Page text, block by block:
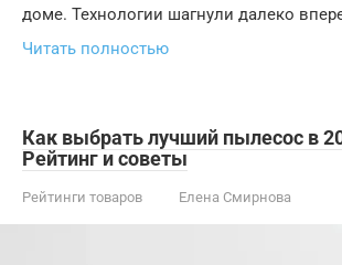
доме. Технологии шагнули далеко
Читать полностью
Как выбрать лучший пылесос в
Рейтинг и советы
Рейтинги товаров Елена Смирнова